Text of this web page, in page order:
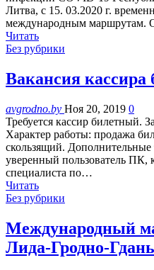
Литва, с 15. 03.2020 г.
международным
Читать
Без рубрики
Вакансия кассира
avgrodno.by Ноя 20, 2019 0
Требуется кассир билетный.
Характер работы: продажа
скользящий. Дополнительные
уверенный пользователь ПК,
специалиста по…
Читать
Без рубрики
Международный
Лида-Гродно-